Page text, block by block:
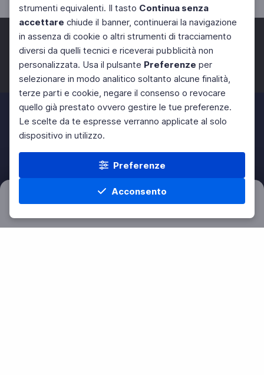
strumenti equivalenti. Il tasto Continua senza
accettare chiude il banner, continuerai la navigazione
in assenza di cookie o altri strumenti di tracciamento
diversi da quelli tecnici e riceverai pubblicità non
personalizzata. Usa il pulsante Preferenze per
selezionare in modo analitico soltanto alcune finalità,
terze parti e cookie, negare il consenso o revocare
quello già prestato ovvero gestire le tue preferenze.
Le scelte da te espresse verranno applicate al solo
dispositivo in utilizzo.
Preferenze
Acconsento
Home Materie Cerca Menu
Filtri Azzera
Facebook Twitter Instagram